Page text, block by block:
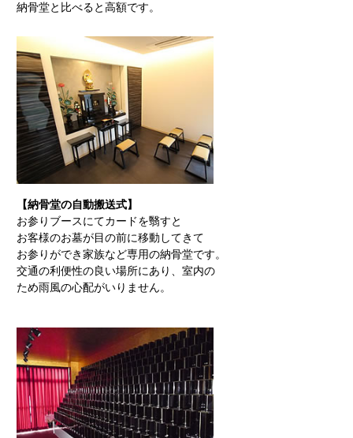
納骨堂と比べると高額です。
【納骨堂の自動搬送式】
お参りブースにてカードを翳すと
お客様のお墓が目の前に移動してきて
お参りができ家族など専用の納骨堂です。
交通の利便性の良い場所にあり、室内の
ため雨風の心配がいりません。